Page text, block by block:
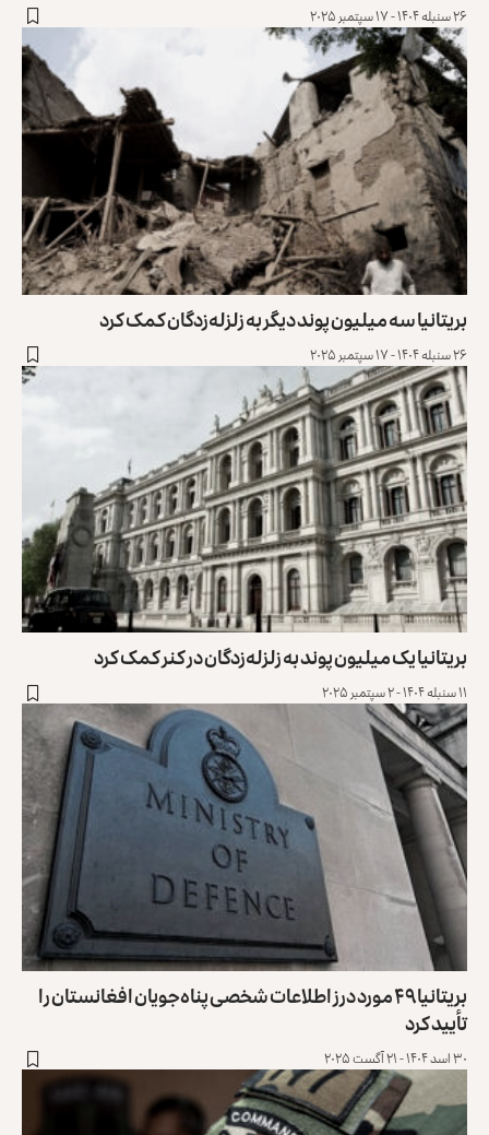
۲۶ سنبله ۱۴۰۴ - ۱۷ سپتمبر ۲۰۲۵
بریتانیا سه میلیون پوند دیگر به زلزله‌زدگان کمک کرد
۲۶ سنبله ۱۴۰۴ - ۱۷ سپتمبر ۲۰۲۵
بریتانیا یک میلیون پوند به زلزله‌زدگان در کنر کمک کرد
۱۱ سنبله ۱۴۰۴ - ۲ سپتمبر ۲۰۲۵
بریتانیا ۴۹ مورد درز اطلاعات شخصی پناه‌جویان افغانستان را
تأیید کرد
۳۰ اسد ۱۴۰۴ - ۲۱ آگست ۲۰۲۵